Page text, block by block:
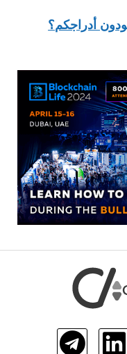
أدراجكم؟